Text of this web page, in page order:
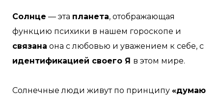
Солнце — эта планета, отображающая
функцию психики в нашем гороскопе и
связана она с любовью и уважением к себе, с
идентификацией своего Я в этом мире.
Солнечные люди живут по принципу «думаю